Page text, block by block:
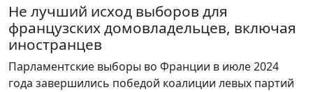
Не лучший исход выборов для
французских домовладельцев, включая
иностранцев
Парламентские выборы во Франции в июле 2024
года завершились победой коалиции левых партий